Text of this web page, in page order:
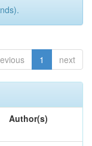
1 next
Author(s)